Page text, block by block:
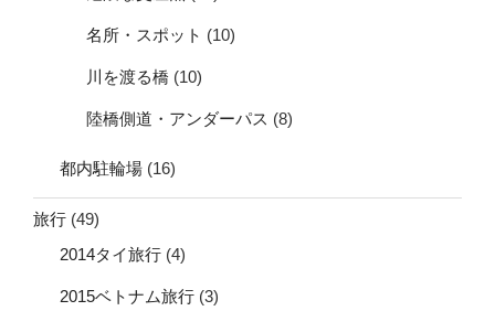
名所・スポット (10)
川を渡る橋 (10)
陸橋側道・アンダーパス (8)
都内駐輪場 (16)
旅行 (49)
2014タイ旅行 (4)
2015ベトナム旅行 (3)